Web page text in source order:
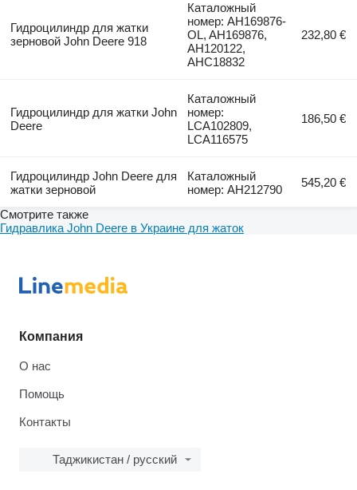
Гидроцилиндр для жатки
зерновой John Deere 918
Каталожный
номер: AH169876-
OL, AH169876,
AH120122,
AHC18832
232,80 €
Гидроцилиндр для жатки John
Deere
Каталожный
номер:
LCA102809,
LCA116575
186,50 €
Гидроцилиндр John Deere для
жатки зерновой
Каталожный
номер: AH212790
545,20 €
Смотрите также
Гидравлика John Deere в Украине для жаток
Компания
О нас
Помощь
Контакты
Таджикистан / русский